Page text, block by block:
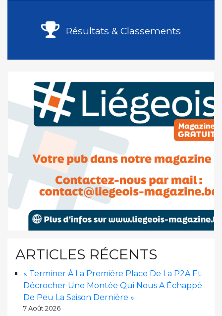
Résultats & Classements
ARTICLES RÉCENTS
« Terminer À La Première Place De La P2A Et
Décrocher Une Montée Qui Nous A Échappé
De Peu La Saison Dernière »
7 Août 2026